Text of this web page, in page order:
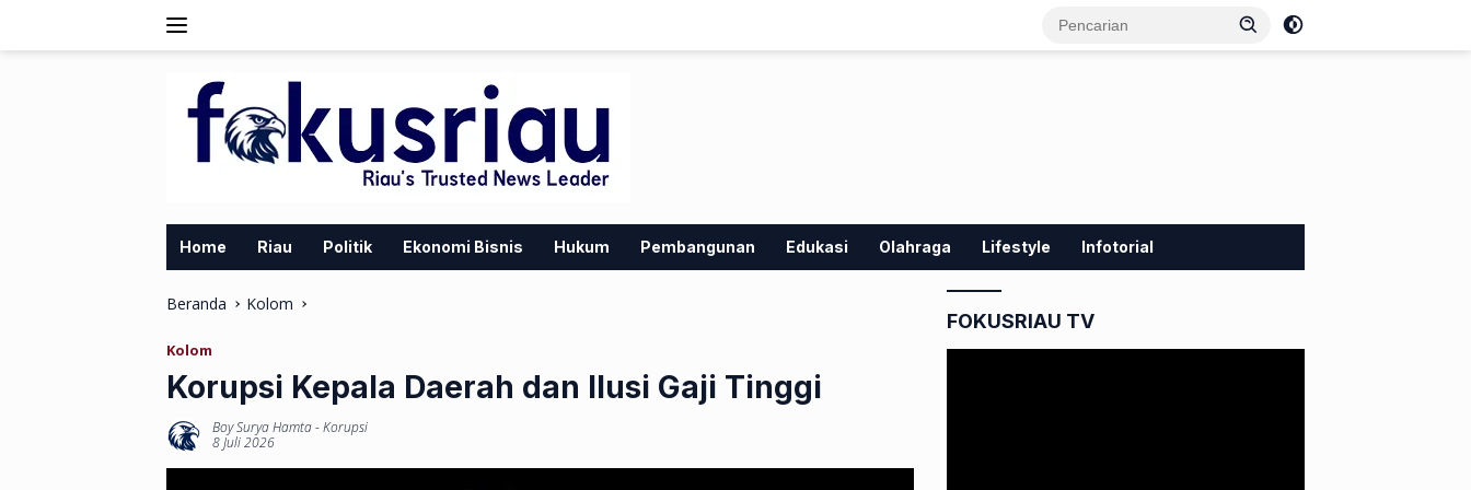
Home Riau Politik Ekonomi Bisnis Hukum Pembangunan Edukasi Olahraga Lifestyle Infotorial
Beranda Kolom
Kolom
Korupsi Kepala Daerah dan Ilusi Gaji Tinggi
Boy Surya Hamta-Korupsi
8 Juli 2026
FOKUSRIAU TV